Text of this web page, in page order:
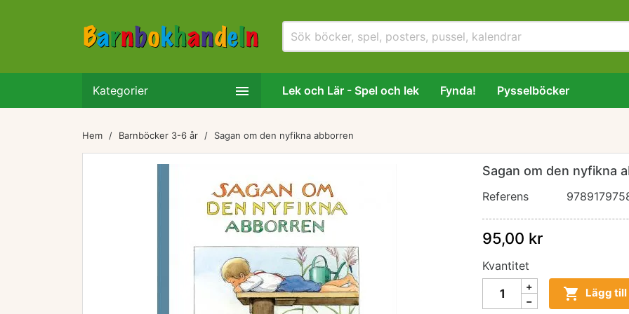
Kategorier  Lek och Lär - Spel och lek Fynda! Pysselböcker
Hem Barnböcker 3-6 år Sagan om den nyfikna abborren
Sagan om den nyfikna
Referens
95,00 kr
Kvantitet
 Lägg